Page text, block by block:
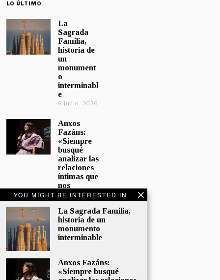
YOU MIGHT BE INTERESTED IN
La Sagrada Familia,
historia de un
monumento
interminable
Anxos Fazáns:
«Siempre busqué
LO ÚLTIMO
La
Sagrada
Familia,
historia de
un
monument
o
interminabl
e
8 junio, 2026
Anxos
Fazáns:
«Siempre
busqué
analizar las
relaciones
íntimas que
nos
afectan»
5 junio, 2026
El hijo de la
cómica, el
homenaje
Sacristán a
Fernán
Gómez